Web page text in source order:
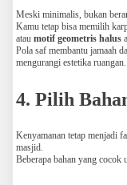
Meski minimalis, bukan
Kamu tetap bisa memilih
atau motif geometris halus
Pola saf membantu jamaah
mengurangi estetika ruangan.
4. Pilih
Kenyamanan tetap menjadi
masjid.
Beberapa bahan yang